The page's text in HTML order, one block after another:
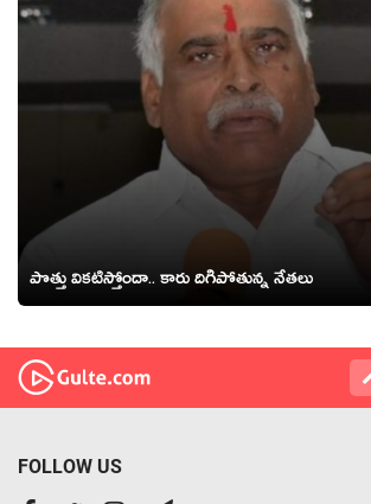
పొత్తు విక‌టిస్తోందా.. కారు దిగిపోతున్న నేత‌లు
FOLLOW US